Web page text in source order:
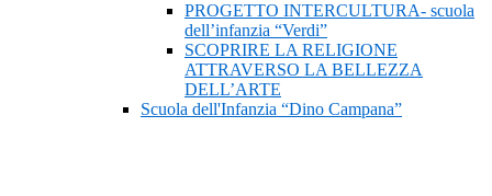
PROGETTO INTERCULTURA- scuola
dell’infanzia “Verdi”
SCOPRIRE LA RELIGIONE
ATTRAVERSO LA BELLEZZA
DELL’ARTE
Scuola dell'Infanzia “Dino Campana”